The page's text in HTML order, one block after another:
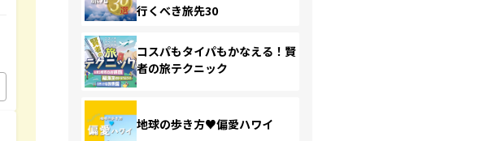
行くべき旅先30
コスパもタイパもかなえる！賢
者の旅テクニック
地球の歩き方♥偏愛ハワイ